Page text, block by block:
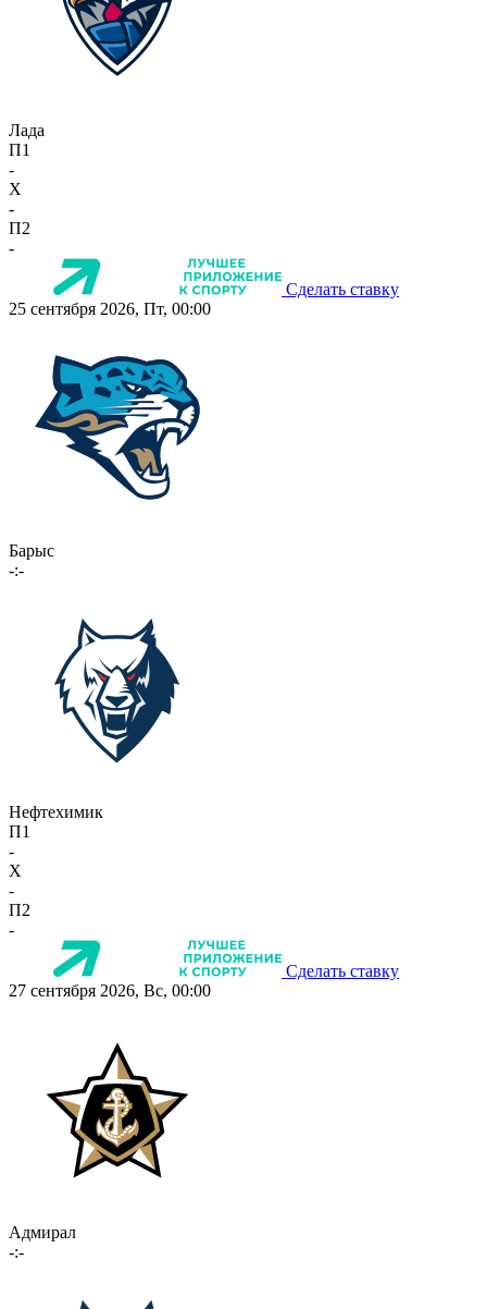
Лада
П1
-
X
-
П2
-
Сделать ставку
25 сентября 2026, Пт, 00:00
Барыс
-:-
Нефтехимик
П1
-
X
-
П2
-
Сделать ставку
27 сентября 2026, Вс, 00:00
Адмирал
-:-